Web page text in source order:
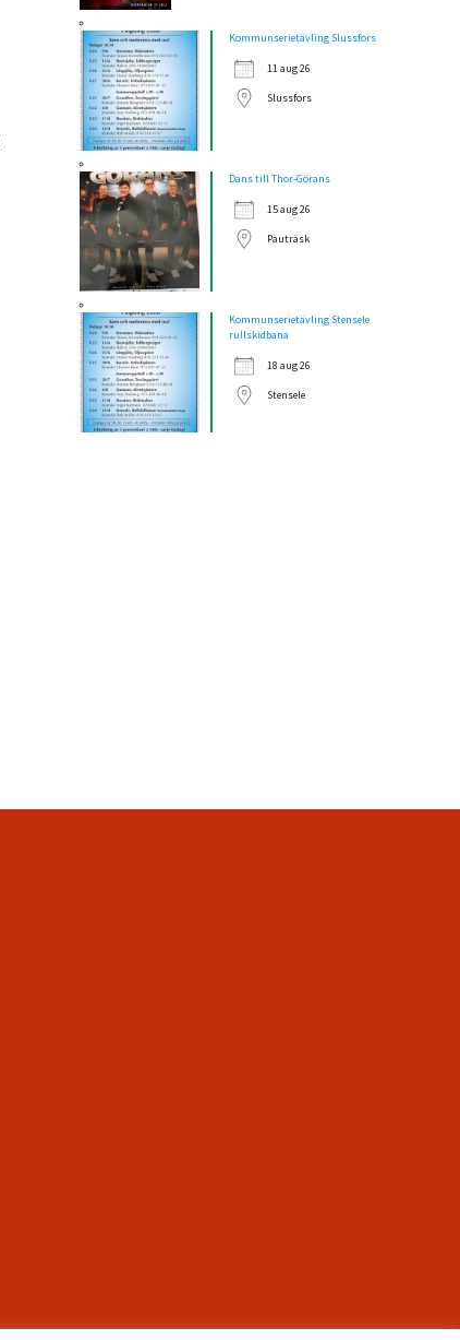
Kommunserietävling Slussfors
11 aug 26
Slussfors
Dans till Thor-Görans
15 aug 26
Pauträsk
Kommunserietävling Stensele
rullskidbana
18 aug 26
Stensele